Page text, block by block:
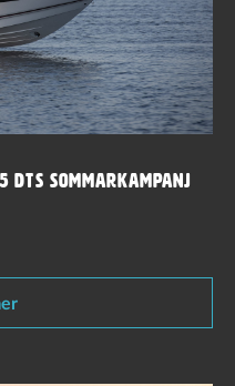
DTS Sommarkampanj